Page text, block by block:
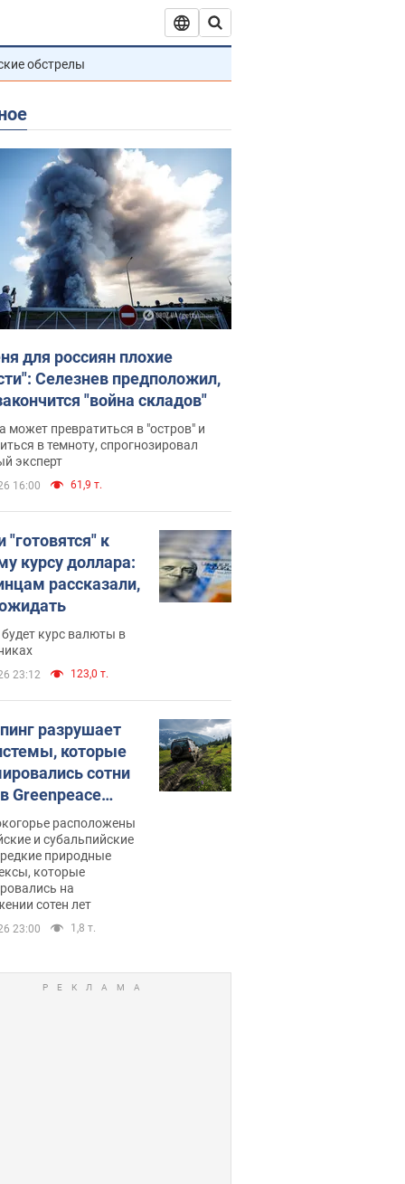
обстрелы
для россиян плохие
Селезнев предположил,
"война складов"
может превратиться в "остров" и
в темноту, спрогнозировал
эксперт
16:00 61,9 т.
"готовятся" к
курсу доллара:
рассказали,
курс валюты в
23:12 123,0 т.
разрушает
которые
сотни
Greenpeace
тревогурасположены
и субальпийские
природные
которые
на
сотен лет
23:00 1,8 т.